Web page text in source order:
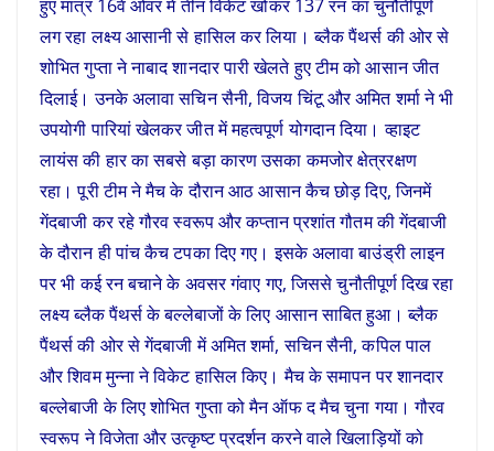
हुए मात्र 16वें ओवर में तीन विकेट खोकर 137 रन का चुनौतीपूर्ण
लग रहा लक्ष्य आसानी से हासिल कर लिया। ब्लैक पैंथर्स की ओर से
शोभित गुप्ता ने नाबाद शानदार पारी खेलते हुए टीम को आसान जीत
दिलाई। उनके अलावा सचिन सैनी, विजय चिंटू और अमित शर्मा ने भी
उपयोगी पारियां खेलकर जीत में महत्वपूर्ण योगदान दिया। व्हाइट
लायंस की हार का सबसे बड़ा कारण उसका कमजोर क्षेत्ररक्षण
रहा। पूरी टीम ने मैच के दौरान आठ आसान कैच छोड़ दिए, जिनमें
गेंदबाजी कर रहे गौरव स्वरूप और कप्तान प्रशांत गौतम की गेंदबाजी
के दौरान ही पांच कैच टपका दिए गए। इसके अलावा बाउंड्री लाइन
पर भी कई रन बचाने के अवसर गंवाए गए, जिससे चुनौतीपूर्ण दिख रहा
लक्ष्य ब्लैक पैंथर्स के बल्लेबाजों के लिए आसान साबित हुआ। ब्लैक
पैंथर्स की ओर से गेंदबाजी में अमित शर्मा, सचिन सैनी, कपिल पाल
और शिवम मुन्ना ने विकेट हासिल किए। मैच के समापन पर शानदार
बल्लेबाजी के लिए शोभित गुप्ता को मैन ऑफ द मैच चुना गया। गौरव
स्वरूप ने विजेता और उत्कृष्ट प्रदर्शन करने वाले खिलाड़ियों को